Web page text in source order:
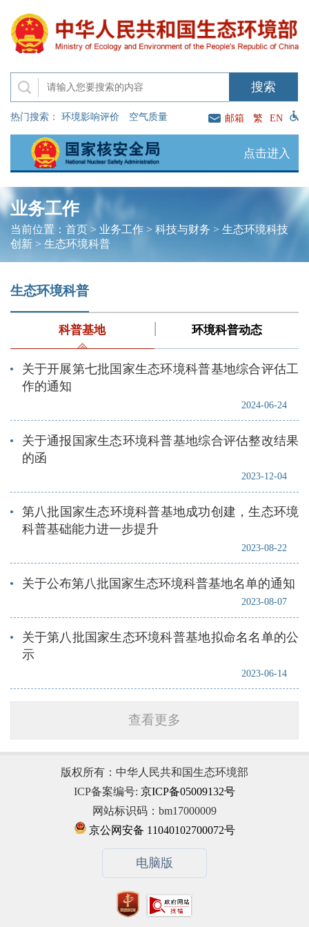
热门搜索： 环境影响评价 空气质量 邮箱 繁 EN
点击进入
业务工作
当前位置： 首页> 业务工作> 科技与财务 > 生态环境科技
创新> 生态环境科普
生态环境科普
科普基地 环境科普动态
关于开展第七批国家生态环境科普基地综合评估工
作的通知
2024-06-24
关于通报国家生态环境科普基地综合评估整改结果
的函
2023-12-04
​第八批国家生态环境科普基地成功创建，生态环境
科普基础能力进一步提升
2023-08-22
关于公布第八批国家生态环境科普基地名单的通知
2023-08-07
关于第八批国家生态环境科普基地拟命名名单的公
示
2023-06-14
查看更多
版权所有：中华人民共和国生态环境部
ICP备案编号: 京ICP备05009132号
网站标识码：bm17000009
京公网安备 11040102700072号
电脑版